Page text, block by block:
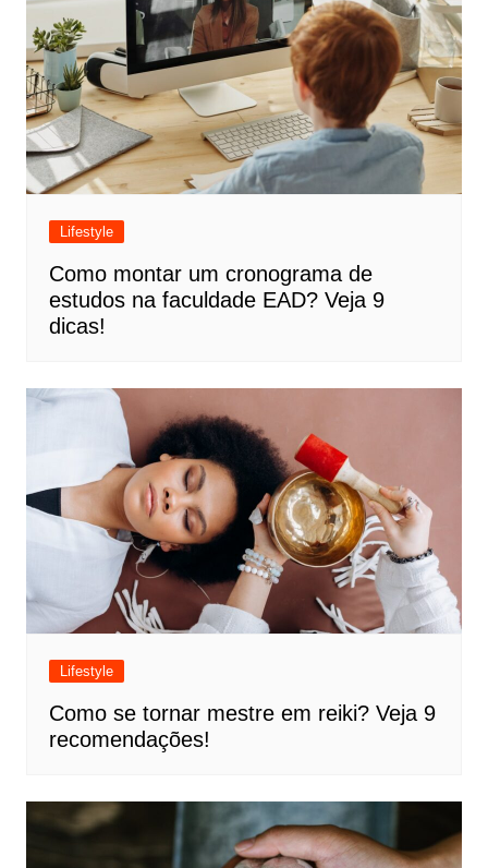
Lifestyle
Como montar um cronograma de
estudos na faculdade EAD? Veja 9
dicas!
Lifestyle
Como se tornar mestre em reiki? Veja 9
recomendações!